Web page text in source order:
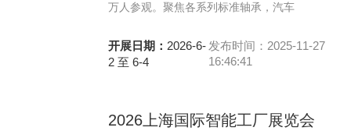
万人参观。聚焦各系列标准轴承，汽车
开展日期： 2026-6-
2 至 6-4
发布时间：2025-11-27
16:46:41
2026上海国际智能工厂展览会